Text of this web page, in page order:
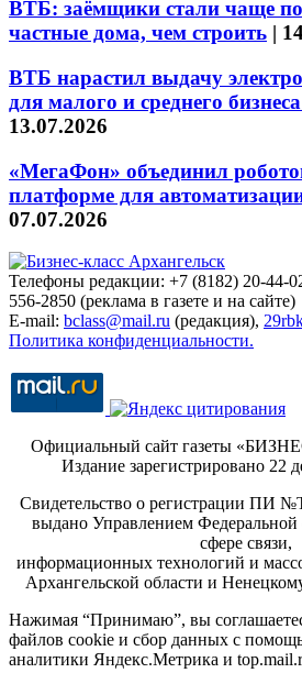
ВТБ: заёмщики стали чаще
частные дома, чем строить |
ВТБ нарастил выдачу
для малого и среднего
13.07.2026
«МегаФон» объединил
платформе для
07.07.2026
Телефоны редакции: +7 (8182) 20-44-
556-2850 (реклама в газете и на сайте)
E-mail: bclass@mail.ru (редакция),
Политика конфиденциальности.
Официальный сайт газеты
Издание зарегистрировано 22
Свидетельство о регистрации ПИ
выдано Управлением
сфере связи,
информационных технологий и
Архангельской области и
Нажимая “Принимаю”, вы
файлов cookie и сбор данных с
аналитики Яндекс.Метрика и